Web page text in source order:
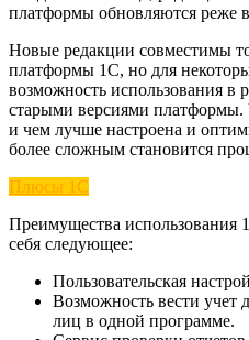
платформы обновляются реже
Новые редакции совместимы
платформы 1С, но для
возможность использования в
старыми версиями
и чем лучше настроена и
более сложным становится
Плюсы 1C
Преимущества использования
себя следующее:
Пользовательская
Возможность вести учет
лиц в одной программе.